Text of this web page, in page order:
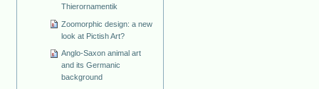
Thierornamentik
Zoomorphic design: a new
look at Pictish Art?
Anglo-Saxon animal art
and its Germanic
background